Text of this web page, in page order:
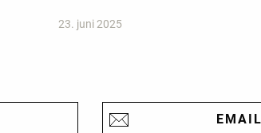
23. juni 2025
EMAIL